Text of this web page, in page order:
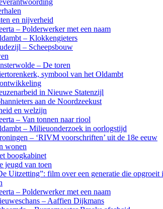
en nijverheid
– Polderwerker met een naam
– Klokkengieters
– Scheepsbouw
– De toren
symbool van het Oldambt
in Nieuwe Statenzijl
aan de Noordzeekust
en welzijn
– Van tonnen naar riool
– Milieuonderzoek in oorlogstijd
– ‘RIVM voorschriften’ uit de 18e eeuw
wonen
boogkabinet
jeugd van toen
Uitzetting”: film over een generatie die opgroeit
– Polderwerker met een naam
– Aaffien Dijkmans